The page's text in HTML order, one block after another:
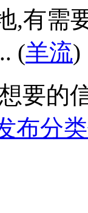
,有需
(羊流)
要的
布分